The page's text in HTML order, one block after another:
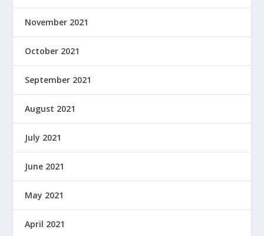
November 2021
October 2021
September 2021
August 2021
July 2021
June 2021
May 2021
April 2021